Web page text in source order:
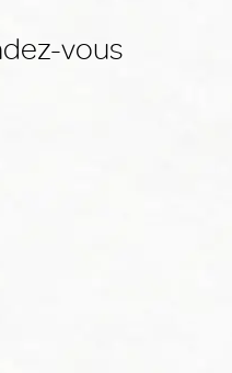
vous